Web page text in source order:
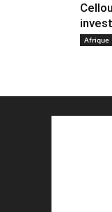
Afrique